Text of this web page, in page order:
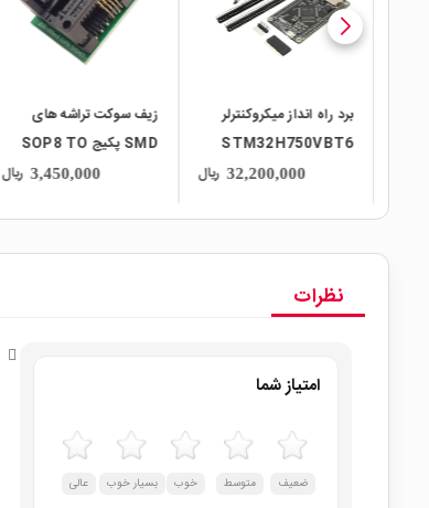
زیف سوکت تراشه های
SMD پکیج SOP8 TO
3,450,000 ریال
پروگرامر E-LinkPro2
مارک HOLTEK
188,000,000 ریال
نظرات
امتیاز شما
ضعیف متوسط خوب بسیار خوب عالی